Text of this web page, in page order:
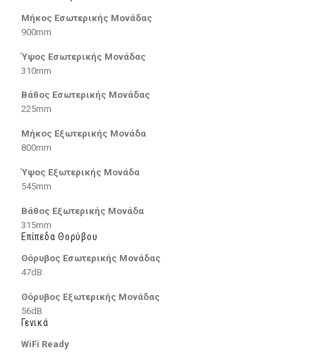
Μήκος Εσωτερικής Μονάδας
900mm
Ύψος Εσωτερικής Μονάδας
310mm
Βάθος Εσωτερικής Μονάδας
225mm
Μήκος Εξωτερικής Μονάδα
800mm
Ύψος Εξωτερικής Μονάδα
545mm
Βάθος Εξωτερικής Μονάδα
315mm
Επίπεδα Θορύβου
Θόρυβος Εσωτερικής Μονάδας
47dB
Θόρυβος Εξωτερικής Μονάδας
56dB
Γενικά
WiFi Ready